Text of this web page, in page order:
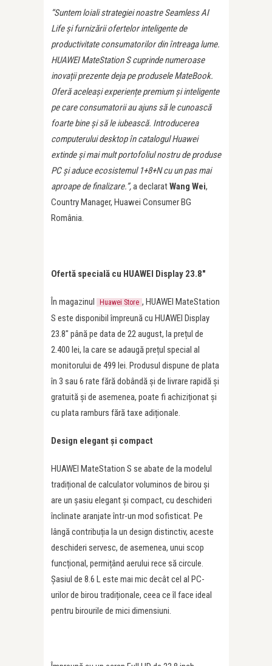
“Suntem loiali strategiei noastre Seamless AI
Life și furnizării ofertelor inteligente de
productivitate consumatorilor din întreaga lume.
HUAWEI MateStation S cuprinde numeroase
inovații prezente deja pe produsele MateBook.
Oferă aceleași experiențe premium și inteligente
pe care consumatorii au ajuns să le cunoască
foarte bine și să le iubească. Introducerea
computerului desktop în catalogul Huawei
extinde și mai mult portofoliul nostru de produse
PC și aduce ecosistemul 1+8+N cu un pas mai
aproape de finalizare.”,a declaratWang Wei,
Country Manager, Huawei Consumer BG
România.
Ofertă specială cu HUAWEI Display 23.8″
În magazinul Huawei Store , HUAWEI MateStation
S este disponibil împreună cu HUAWEI Display
23.8″ până pe data de 22 august, la prețul de
2.400 lei, la care se adaugă prețul special al
monitorului de 499 lei. Produsul dispune de plata
în 3 sau 6 rate fără dobândă și de livrare rapidă și
gratuită și de asemenea, poate fi achiziționat și
cu plata ramburs fără taxe adiționale.
Design elegant și compact
HUAWEI MateStation S se abate de la modelul
tradițional de calculator voluminos de birou și
are un șasiu elegant și compact, cu deschideri
înclinate aranjate într-un mod sofisticat. Pe
lângă contribuția la un design distinctiv, aceste
deschideri servesc, de asemenea, unui scop
funcțional, permițând aerului rece să circule.
Șasiul de 8.6 L este mai mic decât cel al PC-
urilor de birou tradiționale, ceea ce îl face ideal
pentru birourile de mici dimensiuni.